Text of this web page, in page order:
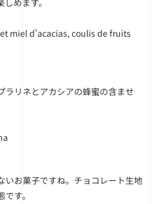
めます。
miel d'acacias, coulis de fruits
ラリネとアカシアの蜂蜜の含ませ
いお菓子ですね。チョコレート生地
す。